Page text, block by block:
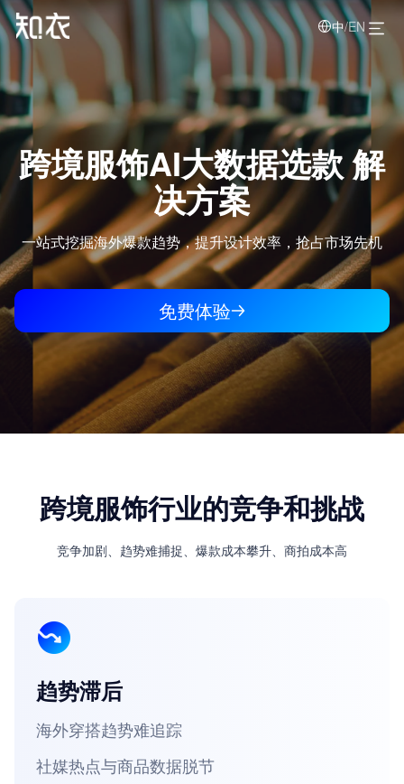
中/EN
跨境服饰AI大数据选款 解
决方案
一站式挖掘海外爆款趋势，提升设计效率，抢占市场先机
免费体验
跨境服饰行业的竞争和挑战
竞争加剧、趋势难捕捉、爆款成本攀升、商拍成本高
趋势滞后
海外穿搭趋势难追踪
社媒热点与商品数据脱节